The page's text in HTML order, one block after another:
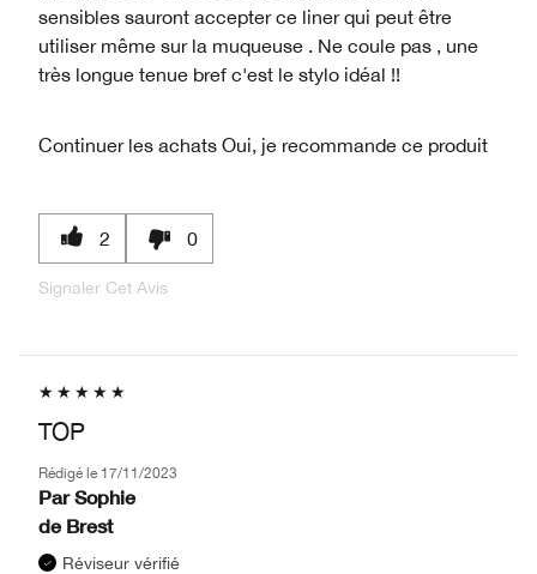
sensibles sauront accepter ce liner qui peut être
utiliser même sur la muqueuse . Ne coule pas , une
très longue tenue bref c'est le stylo idéal !!
Continuer les achats Oui, je recommande ce produit
2 0
Signaler Cet Avis
TOP
Rédigé le 17/11/2023
Par Sophie
de Brest
Réviseur vérifié